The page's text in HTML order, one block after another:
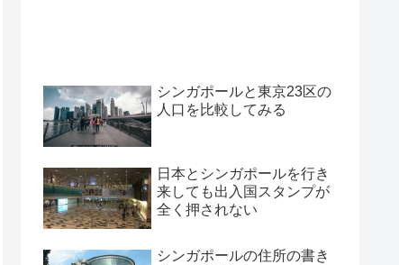
シンガポールと東京23区の
人口を比較してみる
日本とシンガポールを行き
来しても出入国スタンプが
全く押されない
シンガポールの住所の書き